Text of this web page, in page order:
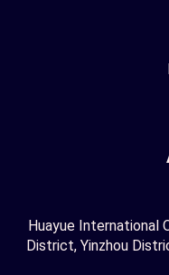
Huayue International
District, Yinzhou